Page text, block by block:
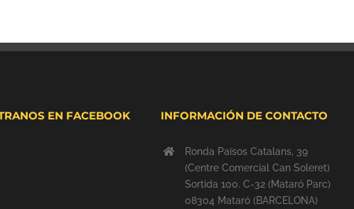
EN FACEBOOK INFORMACIÓN DE CONTACTO
Ronda Països Catalans, 39
(Centre Comercial Can Soleret)
Sortida 100. C-32 (Mataró Parc)
08304 Mataró (BARCELONA)